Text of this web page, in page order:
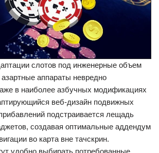
слотов под инженерные объем
аппараты невредно
в наиболее азбучных модификациях
веб-дизайн подвижных
подстраивается лещадь
создавая оптимальные аддендум
во карта вне тачскрин.
удобно выбирать потребованные